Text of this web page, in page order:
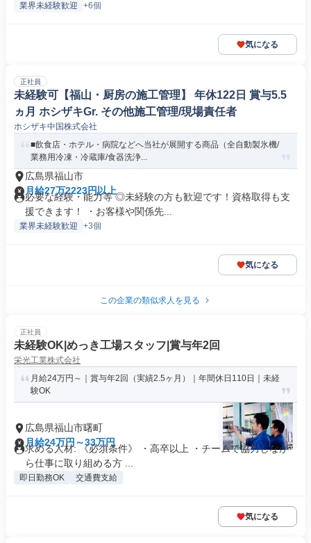
業界未経験歓迎 +6個
気になる
正社員
未経験可【福山・厨房の施工管理】 年休122日 賞与5.5
ヵ月 ホシザキGr. その他施工管理/現場責任者
ホシザキ中国株式会社
■飲食店・ホテル・病院などへ当社が展開する商品（全自動製氷機/
業務用冷凍・冷蔵庫/食器洗浄...
広島県福山市
月給27万2223円以上
必要な経験・能力等 ◎未経験の方も歓迎です！資格取得も支
援できます！ ・お客様や関係先...
業界未経験歓迎 +3個
気になる
この企業の類似求人を見る
正社員
未経験OK|めっき工場スタッフ|賞与年2回
栄光工業株式会社
月給24万円～｜賞与年2回（実績2.5ヶ月）｜年間休日110日｜未経
験OK
広島県福山市曙町
月給24万円～33万円
求める人材: 《必須条件》 ・高卒以上 ・チームで協力しなが
ら仕事に取り組める方 ...
即日勤務OK 交通費支給
気になる